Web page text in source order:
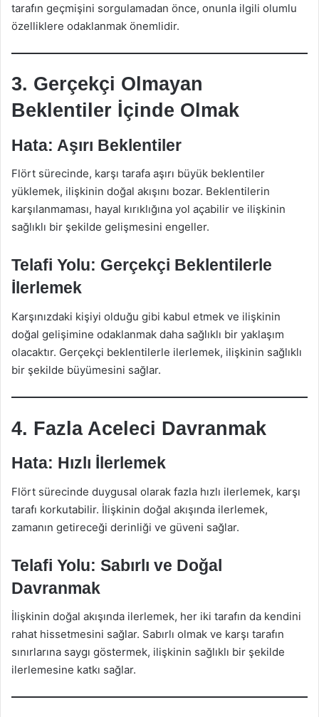
tarafın geçmişini sorgulamadan önce, onunla ilgili olumlu
özelliklere odaklanmak önemlidir.
3. Gerçekçi Olmayan
Beklentiler İçinde Olmak
Hata: Aşırı Beklentiler
Flört sürecinde, karşı tarafa aşırı büyük beklentiler
yüklemek, ilişkinin doğal akışını bozar. Beklentilerin
karşılanmaması, hayal kırıklığına yol açabilir ve ilişkinin
sağlıklı bir şekilde gelişmesini engeller.
Telafi Yolu: Gerçekçi Beklentilerle
İlerlemek
Karşınızdaki kişiyi olduğu gibi kabul etmek ve ilişkinin
doğal gelişimine odaklanmak daha sağlıklı bir yaklaşım
olacaktır. Gerçekçi beklentilerle ilerlemek, ilişkinin sağlıklı
bir şekilde büyümesini sağlar.
4. Fazla Aceleci Davranmak
Hata: Hızlı İlerlemek
Flört sürecinde duygusal olarak fazla hızlı ilerlemek, karşı
tarafı korkutabilir. İlişkinin doğal akışında ilerlemek,
zamanın getireceği derinliği ve güveni sağlar.
Telafi Yolu: Sabırlı ve Doğal
Davranmak
İlişkinin doğal akışında ilerlemek, her iki tarafın da kendini
rahat hissetmesini sağlar. Sabırlı olmak ve karşı tarafın
sınırlarına saygı göstermek, ilişkinin sağlıklı bir şekilde
ilerlemesine katkı sağlar.